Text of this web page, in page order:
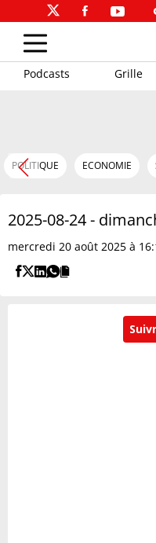
Podcasts Grille
POLITIQUE ECONOMIE
2025-08-24 -
mercredi 20 août 2025 à